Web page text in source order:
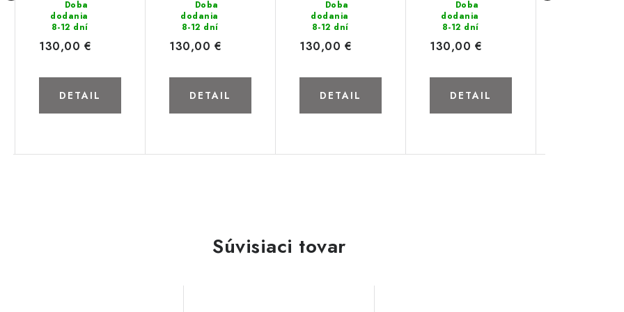
Dub artisan
Doba
dodania
8-12 dní
130,00 €
DETAIL
Dub wotan
Doba
dodania
8-12 dní
130,00 €
DETAIL
Dub sonoma
Doba
dodania
8-12 dní
130,00 €
DETAIL
Béžová
Doba
dodania
8-12 dní
130,00 €
DETAIL
Súvisiaci tovar